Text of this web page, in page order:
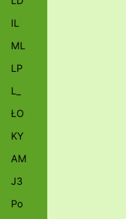
IL
ML
LP
L_
ŁO
KY
AM
J3
Po